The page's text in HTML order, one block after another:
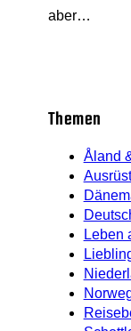
aber…
Themen
Åland
Leben